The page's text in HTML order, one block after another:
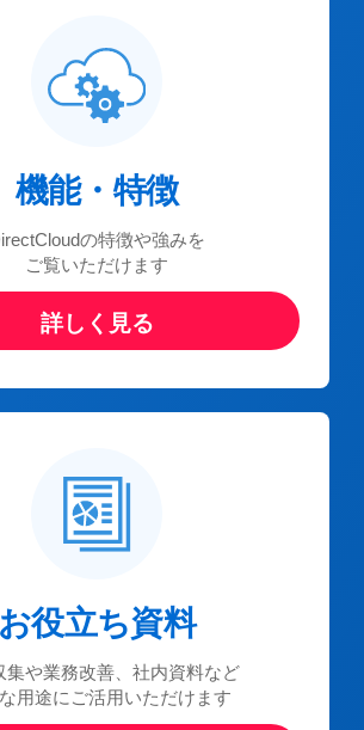
機能・特徴
の特徴や強みを
ご覧いただけます
詳しく見る
お役立ち資料
集や業務改善、社内資料など
用途にご活用いただけます